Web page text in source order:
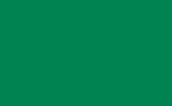
юридического лица
Article of
(Document confirming